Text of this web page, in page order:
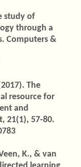
study of
through a
Computers &
The
resource for
and
21(1), 57-80.
K., & van